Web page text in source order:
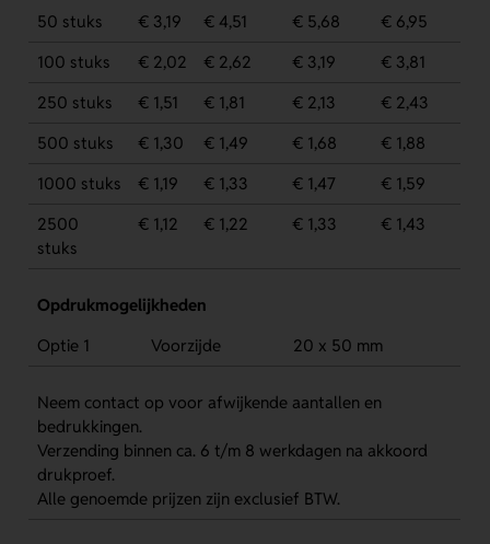
50 stuks € 3,19 € 4,51 € 5,68
€ 6,95
100 stuks
€ 2,02 € 2,62 € 3,19
€ 3,81
250 stuks
€ 1,51 € 1,81 € 2,13
€ 2,43
500 stuks
€ 1,30 € 1,49 € 1,68
€ 1,88
1000 stuks
€ 1,19 € 1,33 € 1,47
€ 1,59
2500
stuks
€ 1,12 € 1,22 € 1,33 € 1,43
Opdrukmogelijkheden
Optie 1
Voorzijde 20 x 50 mm
Neem contact op voor afwijkende aantallen en
bedrukkingen.
Verzending binnen ca. 6 t/m 8 werkdagen na akkoord
drukproef.
Alle genoemde prijzen zijn exclusief BTW.